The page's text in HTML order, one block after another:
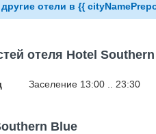
отели в {{
отеля Hotel
Заселение 13:00 .. 23:30
Blue